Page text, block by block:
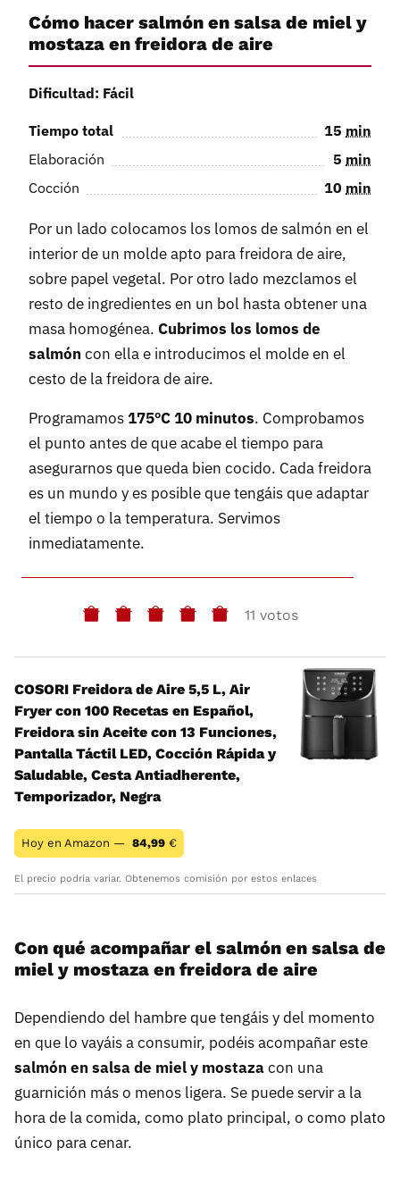
Cómo hacer salmón en salsa de miel y
mostaza en freidora de aire
Dificultad: Fácil
Tiempo total 15 min
Elaboración
5 min
Cocción
10 min
Por un lado colocamos los lomos de salmón en el
interior de un molde apto para freidora de aire,
sobre papel vegetal. Por otro lado mezclamos el
resto de ingredientes en un bol hasta obtener una
masa homogénea. Cubrimos los lomos de
salmón con ella e introducimos el molde en el
cesto de la freidora de aire.
Programamos175ºC 10 minutos. Comprobamos
el punto antes de que acabe el tiempo para
asegurarnos que queda bien cocido. Cada freidora
es un mundo y es posible que tengáis que adaptar
el tiempo o la temperatura. Servimos
inmediatamente.
11 votos
COSORI Freidora de Aire 5,5 L, Air
Fryer con 100 Recetas en Español,
Freidora sin Aceite con 13 Funciones,
Pantalla Táctil LED, Cocción Rápida y
Saludable, Cesta Antiadherente,
Temporizador, Negra
Hoy en Amazon — 84,99 €
El precio podría variar. Obtenemos comisión por estos enlaces
Con qué acompañar el salmón en salsa de
miel y mostaza en freidora de aire
Dependiendo del hambre que tengáis y del momento
en que lo vayáis a consumir, podéis acompañar este
salmón en salsa de miel y mostazacon una
guarnición más o menos ligera. Se puede servir a la
hora de la comida, como plato principal, o como plato
único para cenar.